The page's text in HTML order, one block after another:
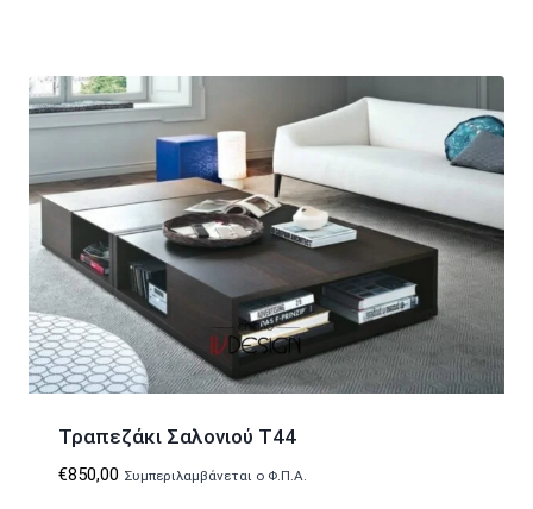
Τραπεζάκι Σαλονιού T44
€850,00 Συμπεριλαμβάνεται ο Φ.Π.Α.